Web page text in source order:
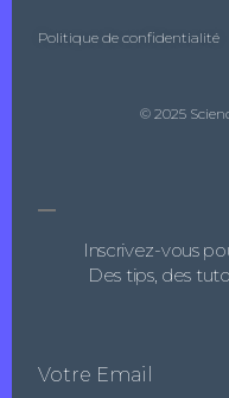
Politique de confidentialité
© 2025
Inscrivez-vous
Des tips, des
Votre Email